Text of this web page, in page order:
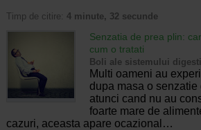
Timp de citire: 4 minute, 32 secunde
Senzatia de prea plin:
cum o tratati
Boli ale sistemului
Multi oameni au
dupa masa o
atunci cand nu au
foarte mare de
cazuri, aceasta apare ocazional…